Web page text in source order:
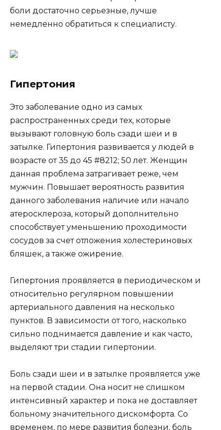
боли достаточно серьезные, лучше
немедленно обратиться к специалисту.
Гипертония
Это заболевание одно из самых
распространенных среди тех, которые
вызывают головную боль сзади шеи и в
затылке. Гипертония развивается у людей в
возрасте от 35 до 45 #8212; 50 лет. Женщин
данная проблема затрагивает реже, чем
мужчин. Повышает вероятность развития
данного заболевания наличие или начало
атеросклероза, который дополнительно
способствует уменьшению проходимости
сосудов за счет отложения холестериновых
бляшек, а также ожирение.
Гипертония проявляется в периодическом и
относительно регулярном повышении
артериального давления на несколько
пунктов. В зависимости от того, насколько
сильно поднимается давление и как часто,
выделяют три стадии гипертонии.
Боль сзади шеи и в затылке проявляется уже
на первой стадии. Она носит не слишком
интенсивный характер и пока не доставляет
больному значительного дискомфорта. Со
временем, по мере развития болезни, боль